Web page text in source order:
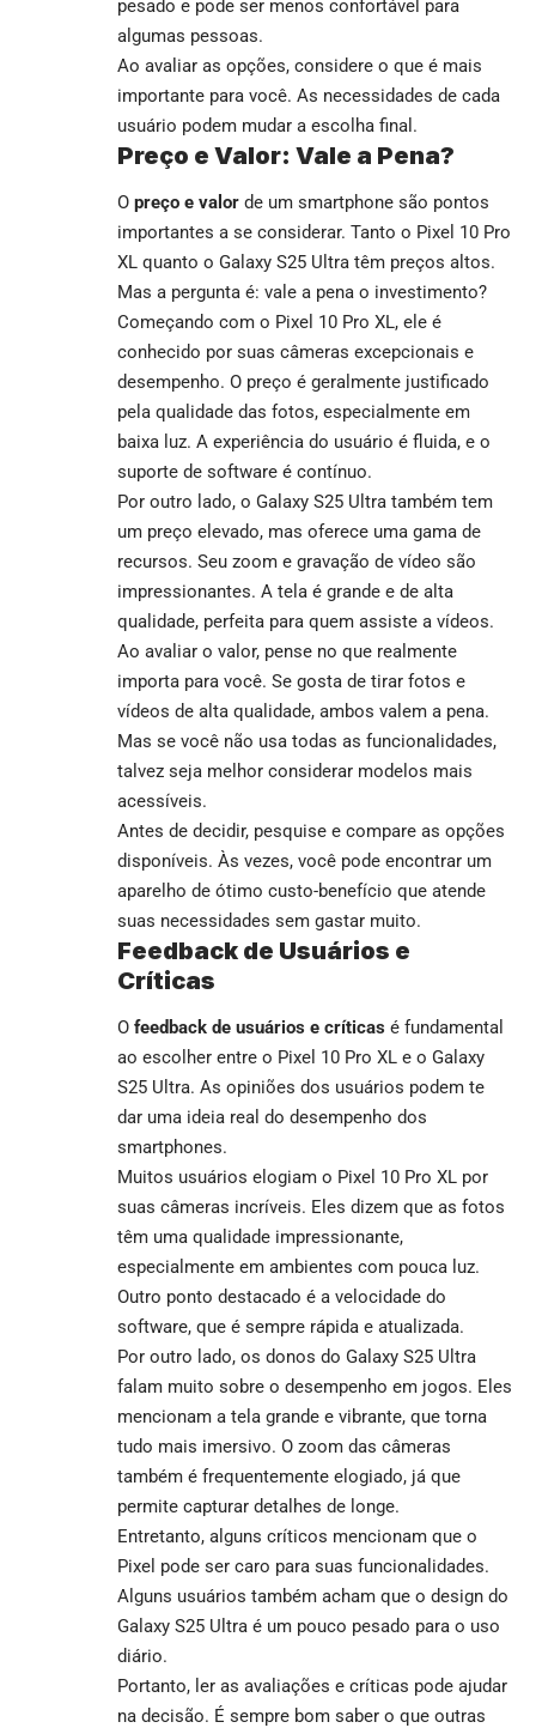
pesado e pode ser menos confortável para
algumas pessoas.
Ao avaliar as opções, considere o que é mais
importante para você. As necessidades de cada
usuário podem mudar a escolha final.
Preço e Valor: Vale a Pena?
O preço e valor de um smartphone são pontos
importantes a se considerar. Tanto o Pixel 10 Pro
XL quanto o Galaxy S25 Ultra têm preços altos.
Mas a pergunta é: vale a pena o investimento?
Começando com o Pixel 10 Pro XL, ele é
conhecido por suas câmeras excepcionais e
desempenho. O preço é geralmente justificado
pela qualidade das fotos, especialmente em
baixa luz. A experiência do usuário é fluida, e o
suporte de software é contínuo.
Por outro lado, o Galaxy S25 Ultra também tem
um preço elevado, mas oferece uma gama de
recursos. Seu zoom e gravação de vídeo são
impressionantes. A tela é grande e de alta
qualidade, perfeita para quem assiste a vídeos.
Ao avaliar o valor, pense no que realmente
importa para você. Se gosta de tirar fotos e
vídeos de alta qualidade, ambos valem a pena.
Mas se você não usa todas as funcionalidades,
talvez seja melhor considerar modelos mais
acessíveis.
Antes de decidir, pesquise e compare as opções
disponíveis. Às vezes, você pode encontrar um
aparelho de ótimo custo-benefício que atende
suas necessidades sem gastar muito.
Feedback de Usuários e
Críticas
O feedback de usuários e críticas é fundamental
ao escolher entre o Pixel 10 Pro XL e o Galaxy
S25 Ultra. As opiniões dos usuários podem te
dar uma ideia real do desempenho dos
smartphones.
Muitos usuários elogiam o Pixel 10 Pro XL por
suas câmeras incríveis. Eles dizem que as fotos
têm uma qualidade impressionante,
especialmente em ambientes com pouca luz.
Outro ponto destacado é a velocidade do
software, que é sempre rápida e atualizada.
Por outro lado, os donos do Galaxy S25 Ultra
falam muito sobre o desempenho em jogos. Eles
mencionam a tela grande e vibrante, que torna
tudo mais imersivo. O zoom das câmeras
também é frequentemente elogiado, já que
permite capturar detalhes de longe.
Entretanto, alguns críticos mencionam que o
Pixel pode ser caro para suas funcionalidades.
Alguns usuários também acham que o design do
Galaxy S25 Ultra é um pouco pesado para o uso
diário.
Portanto, ler as avaliações e críticas pode ajudar
na decisão. É sempre bom saber o que outras